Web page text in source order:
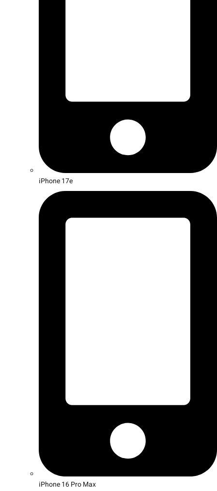
iPhone 17e
iPhone 16 Pro Max